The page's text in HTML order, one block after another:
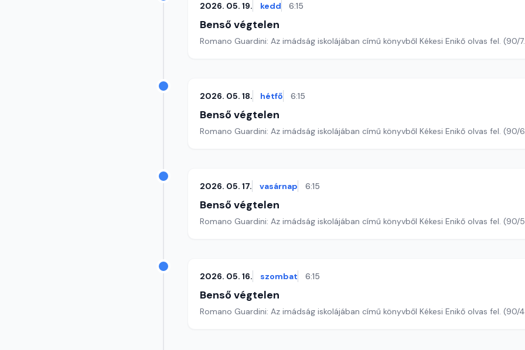
2026. 05. 19. kedd 6:15
Benső végtelen
Romano Guardini: Az imádság iskolájában című könyvből Kékesi Enikő
2026. 05. 18. hétfő 6:15
Benső végtelen
Romano Guardini: Az imádság iskolájában című könyvből Kékesi
2026. 05. 17. vasárnap 6:15
Benső végtelen
Romano Guardini: Az imádság iskolájában című könyvből Kékesi
2026. 05. 16. szombat 6:15
Benső végtelen
Romano Guardini: Az imádság iskolájában című könyvből Kékesi